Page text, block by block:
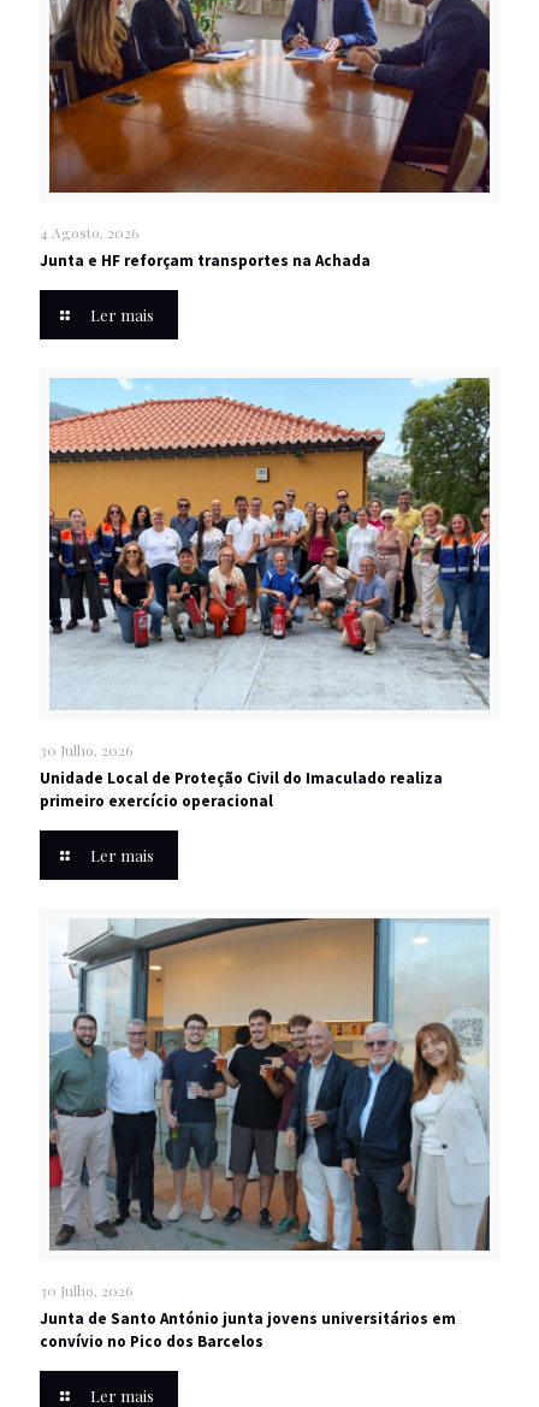
4 Agosto, 2026
Junta e HF reforçam transportes na Achada
Ler mais
30 Julho, 2026
Unidade Local de Proteção Civil do Imaculado realiza
primeiro exercício operacional
Ler mais
30 Julho, 2026
Junta de Santo António junta jovens universitários em
convívio no Pico dos Barcelos
Ler mais